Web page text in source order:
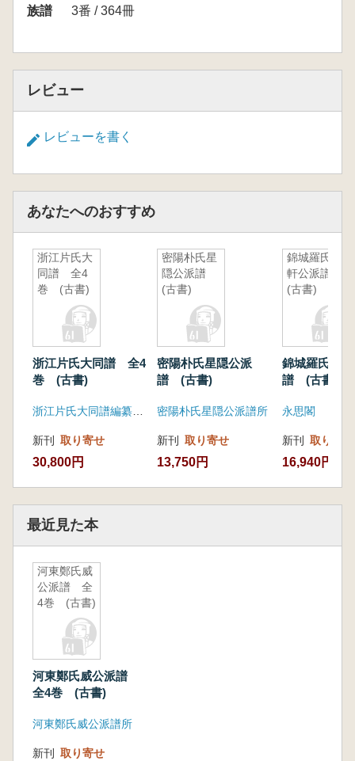
族譜
3番 / 364冊
レビュー
レビューを書く
あなたへのおすすめ
浙江片氏大
同譜 全4
巻 (古書)
浙江片氏大同譜 全4
巻 (古書)
新刊 取り寄せ
30,800円
密陽朴氏星
隠公派譜
(古書)
密陽朴氏星隠公派
譜 (古書)
密陽朴氏星隠公派譜所
新刊 取り寄せ
13,750円
錦城羅氏竹
軒公派譜
(古書)
錦城羅氏竹
譜 (古書)
永思閣
新刊 取り寄せ
16,940円
最近見た本
河東鄭氏威
公派譜 全
4巻 (古書)
河東鄭氏威公派譜
全4巻 (古書)
河東鄭氏威公派譜所
新刊 取り寄せ